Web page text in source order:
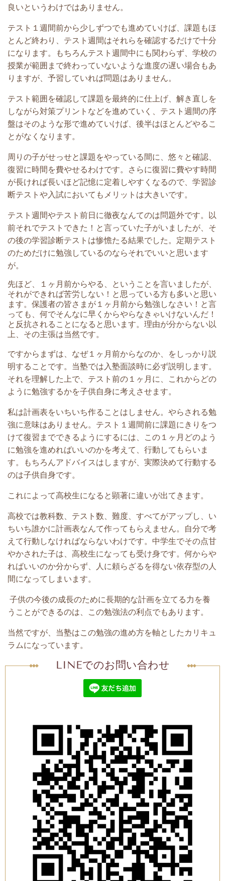
良いというわけではありません。
テスト１週間前から少しずつでも進めていけば、課題もほ
とんど終わり、テスト週間はそれらを確認するだけで十分
になります。もちろんテスト週間中にも関わらず、学校の
授業が範囲まで終わっていないような進度の遅い場合もあ
りますが、予習していれば問題はありません。
テスト範囲を確認して課題を最終的に仕上げ、解き直しを
しながら対策プリントなどを進めていく、テスト週間の序
盤はそのような形で進めていけば、後半はほとんどやるこ
とがなくなります。
周りの子がせっせと課題をやっている間に、悠々と確認、
復習に時間を費やせるわけです。さらに復習に費やす時間
が長ければ長いほど記憶に定着しやすくなるので、学習診
断テストや入試においてもメリットは大きいです。
テスト週間やテスト前日に徹夜なんてのは問題外です。以
前それでテストできた！と言っていた子がいましたが、そ
の後の学習診断テストは惨憺たる結果でした。定期テスト
のためだけに勉強しているのならそれでいいと思います
が。
先ほど、１ヶ月前からやる、ということを言いましたが、
それができれば苦労しない！と思っている方も多いと思い
ます。保護者の皆さまが１ヶ月前から勉強しなさい！と言
っても、何でそんなに早くからやらなきゃいけないんだ！
と反抗されることになると思います。理由が分からない以
上、その主張は当然です。
ですからまずは、なぜ１ヶ月前からなのか、をしっかり説
明することです。当塾では入塾面談時に必ず説明します。
それを理解した上で、テスト前の１ヶ月に、これからどの
ように勉強するかを子供自身に考えさせます。
私は計画表をいちいち作ることはしません。やらされる勉
強に意味はありません。テスト１週間前に課題にきりをつ
けて復習までできるようにするには、この１ヶ月どのよう
に勉強を進めればいいのかを考えて、行動してもらいま
す。もちろんアドバイスはしますが、実際決めて行動する
のは子供自身です。
これによって高校生になると顕著に違いが出てきます。
高校では教科数、テスト数、難度、すべてがアップし、い
ちいち誰かに計画表なんて作ってもらえません。自分で考
えて行動しなければならないわけです。中学生でその点甘
やかされた子は、高校生になっても受け身です。何からや
ればいいのか分からず、人に頼らざるを得ない依存型の人
間になってしまいます。
子供の今後の成長のために長期的な計画を立てる力を養
うことができるのは、この勉強法の利点でもあります。
当然ですが、当塾はこの勉強の進め方を軸としたカリキュ
ラムになっています。
LINEでのお問い合わせ